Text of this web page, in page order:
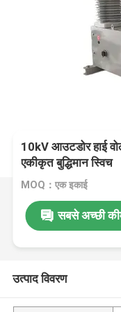
10kV आउटडोर हाई
एकीकृत बुद्धिमान स्विच
MOQ：एक इकाई
सबसे अच्छी
उत्पाद विवरण